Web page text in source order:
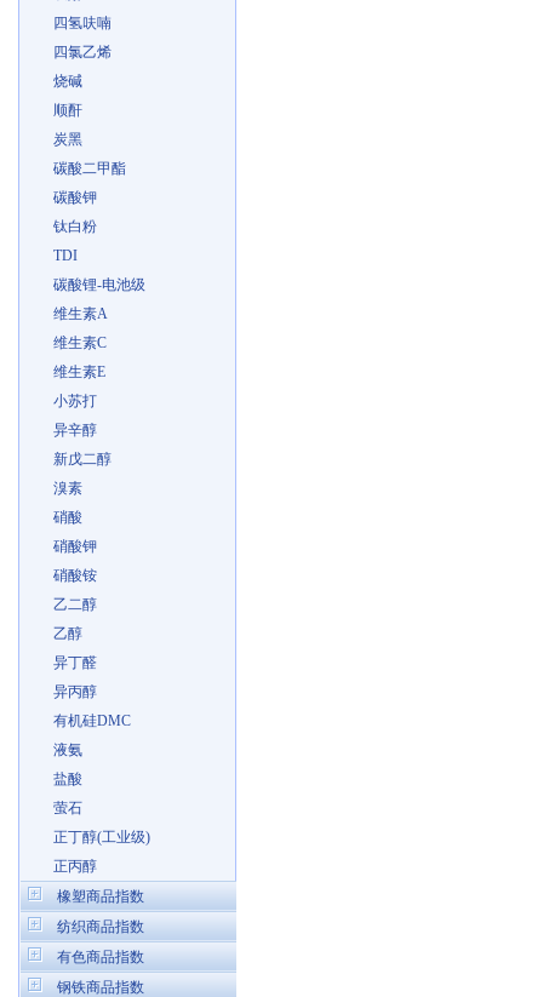
四氢呋喃
四氯乙烯
烧碱
顺酐
炭黑
碳酸二甲酯
碳酸钾
钛白粉
TDI
碳酸锂-电池级
维生素A
维生素C
维生素E
小苏打
异辛醇
新戊二醇
溴素
硝酸
硝酸钾
硝酸铵
乙二醇
乙醇
异丁醛
异丙醇
有机硅DMC
液氨
盐酸
萤石
正丁醇(工业级)
正丙醇
橡塑商品指数
纺织商品指数
有色商品指数
钢铁商品指数